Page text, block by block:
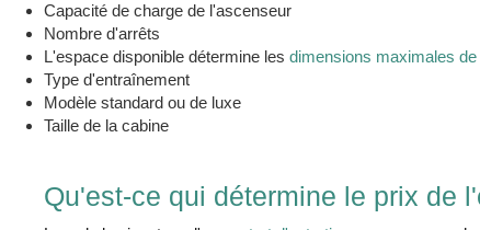
Capacité de charge de l'ascenseur
Nombre d'arrêts
L'espace disponible détermine lesdimensions maximales
Type d'entraînement
Modèle standard ou de luxe
Taille de la cabine
Qu'est-ce qui détermine le prix de